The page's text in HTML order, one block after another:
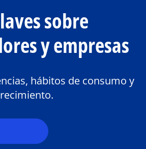
sobre
y empresas
hábitos de consumo y